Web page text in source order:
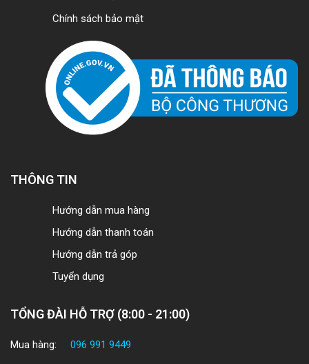
Chính sách bảo mật
THÔNG TIN
Hướng dẫn mua hàng
Hướng dẫn thanh toán
Hướng dẫn trả góp
Tuyển dụng
TỔNG ĐÀI HỖ TRỢ (8:00 - 21:00)
Mua hàng: 096 991 9449